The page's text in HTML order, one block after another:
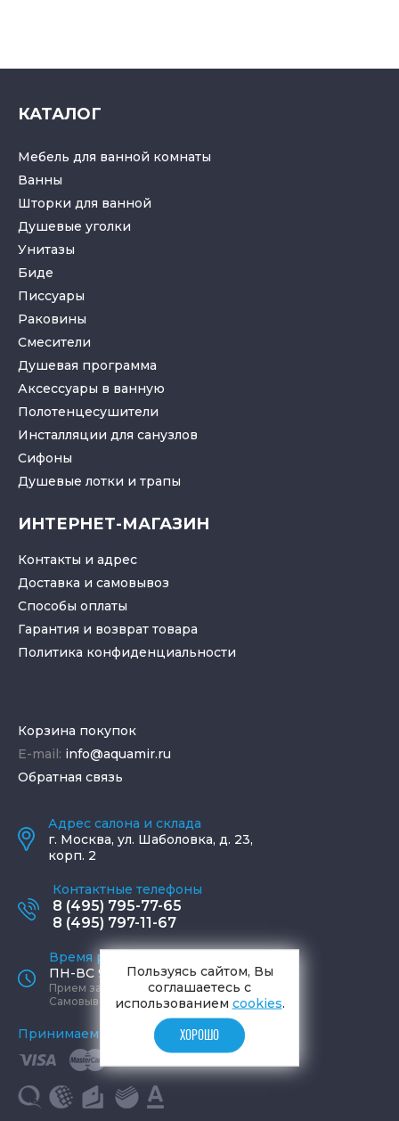
КАТАЛОГ
Мебель для ванной комнаты
Ванны
Шторки для ванной
Душевые уголки
Унитазы
Биде
Писсуары
Раковины
Смесители
Душевая программа
Аксессуары в ванную
Полотенцесушители
Инсталляции для санузлов
Cифоны
Душевые лотки и трапы
ИНТЕРНЕТ-МАГАЗИН
Контакты и адрес
Доставка и самовывоз
Способы оплаты
Гарантия и возврат товара
Политика конфиденциальности
Корзина покупок
E-mail: info@aquamir.ru
Обратная связь
Адрес салона и склада
г. Москва, ул. Шаболовка, д. 23,
корп. 2
Контактные телефоны
8 (495) 795-77-65
8 (495) 797-11-67
Время работы офиса
ПН-ВС 9:00 - 19:00
Прием заказов круглосуточно
Самовывоз ПН-СБ 9-19, ВС 12-17
Принимаем к оплате
Пользуясь сайтом, Вы
соглашаетесь с
использованием cookies.
ХОРОШО